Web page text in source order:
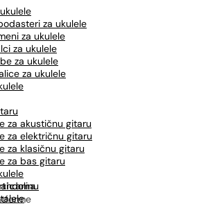
za ukulele
za ukulele
za ukulele
za ukulele
za ukulele
za akustičnu gitaru
za električnu gitaru
za klasičnu gitaru
za bas gitaru